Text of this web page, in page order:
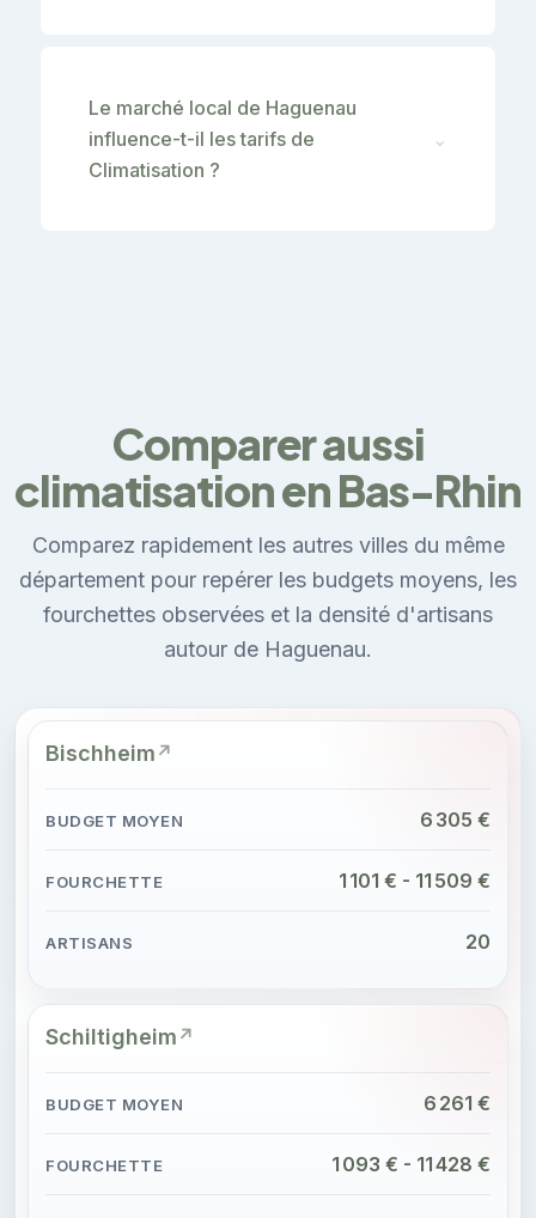
Le marché local de Haguenau
influence-t-il les tarifs de
Climatisation ?
⌄
Comparer aussi
climatisation en Bas-Rhin
Comparez rapidement les autres villes du même
département pour repérer les budgets moyens, les
fourchettes observées et la densité d'artisans
autour de Haguenau.
Bischheim
6 305 €
1 101 € - 11 509 €
20
Schiltigheim
6 261 €
1 093 € - 11 428 €